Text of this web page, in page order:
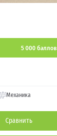
5 000 баллов
Механика
Сравнить